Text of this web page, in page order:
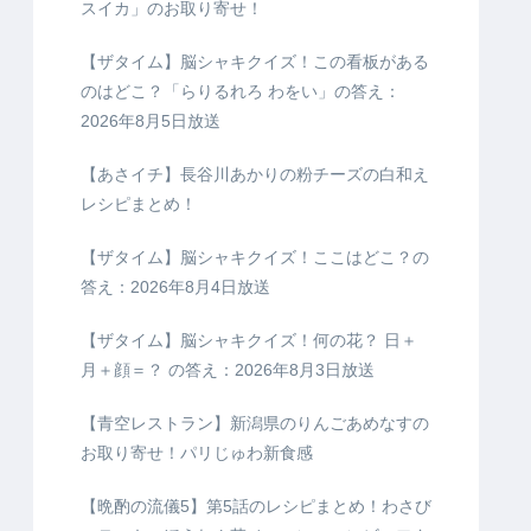
スイカ」のお取り寄せ！
【ザタイム】脳シャキクイズ！この看板がある
のはどこ？「らりるれろ わをい」の答え：
2026年8月5日放送
【あさイチ】長谷川あかりの粉チーズの白和え
レシピまとめ！
【ザタイム】脳シャキクイズ！ここはどこ？の
答え：2026年8月4日放送
【ザタイム】脳シャキクイズ！何の花？ 日＋
月＋顔＝？ の答え：2026年8月3日放送
【青空レストラン】新潟県のりんごあめなすの
お取り寄せ！パリじゅわ新食感
【晩酌の流儀5】第5話のレシピまとめ！わさび